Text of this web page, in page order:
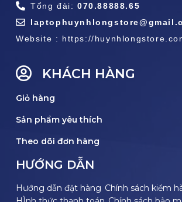
Tổng đài: 070.88888.65
Website : https://
KHÁCH HÀNG
Giỏ hàng
Sản phẩm yêu thích
Theo dõi đơn hàng
HƯỚNG DẪN
Hướng dẫn đặt hàng Chính sách kiểm